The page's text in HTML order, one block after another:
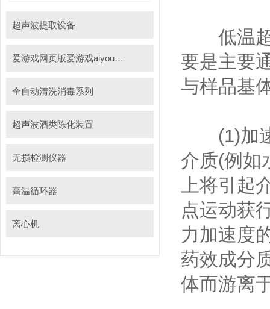
超声波提取设备
爱游戏网页版爱游戏aiyouxi（中国）_爱游戏aiyouxi（中国）
全自动清洗消毒系列
超声波酒类陈化装置
无损检测仪器
高温循环器
离心机
低温超
要是主要
与样品基
(1)加速
介质(例如
上将引起
点运动获
力加速度
药效成分
体而游离